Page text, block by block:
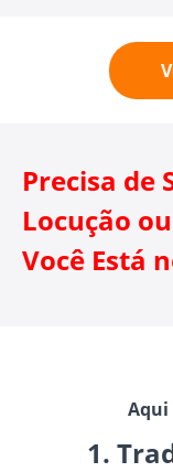
Precisa de
Locução
Você Está
Aqui
1.